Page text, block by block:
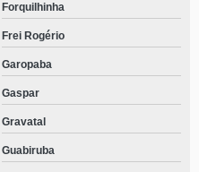
Forquilhinha
Frei Rogério
Garopaba
Gaspar
Gravatal
Guabiruba